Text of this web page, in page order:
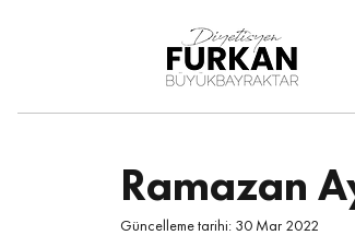
DiyetisyenFurkanBüy
ükbayraktar
Ramazan
Güncelleme tarihi: 30 Mar 2022